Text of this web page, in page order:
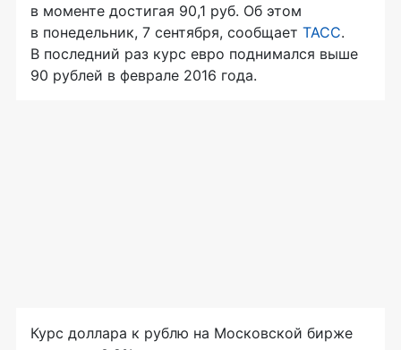
в моменте достигая 90,1 руб. Об этом
в понедельник, 7 сентября, сообщает ТАСС.
В последний раз курс евро поднимался выше
90 рублей в феврале 2016 года.
Курс доллара к рублю на Московской бирже